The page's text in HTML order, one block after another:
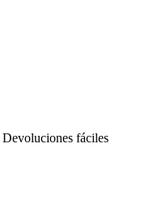
Devoluciones fáciles